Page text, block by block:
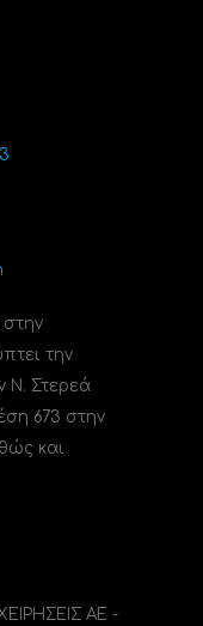
την
Ν. Στερεά
673 στην
και
ΑΕ -